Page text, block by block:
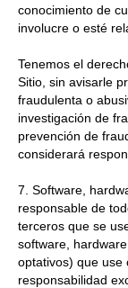
conocimiento de
involucre o esté
Tenemos el
Sitio, sin avisarle
fraudulenta o
investigación de
prevención de
considerará
7. Software,
responsable de
terceros que se
software,
optativos) que use
responsabilidad